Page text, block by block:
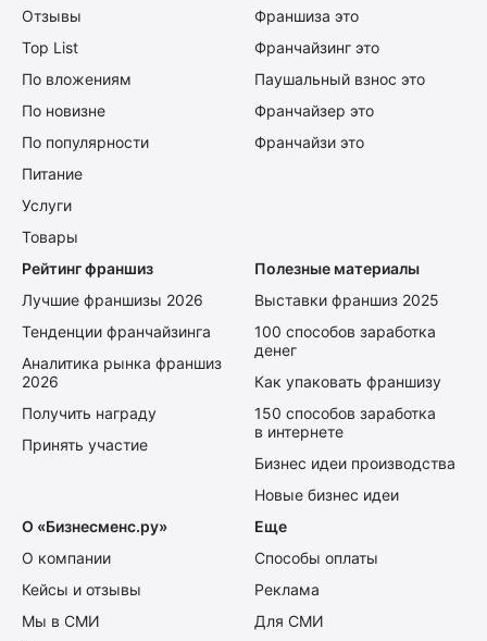
Отзывы
Top List
По вложениям
По новизне
По популярности
Питание
Услуги
Товары
Франшиза это
Франчайзинг это
Паушальный взнос это
Франчайзер это
Франчайзи это
Рейтинг франшиз
Лучшие франшизы 2026
Тенденции франчайзинга
Аналитика рынка франшиз
2026
Получить награду
Принять участие
Полезные материалы
Выставки франшиз 2025
100 способов заработка
денег
Как упаковать франшизу
150 способов заработка
в интернете
Бизнес идеи производства
Новые бизнес идеи
О «Бизнесменс.ру»
О компании
Кейсы и отзывы
Мы в СМИ
Еще
Способы оплаты
Реклама
Для СМИ